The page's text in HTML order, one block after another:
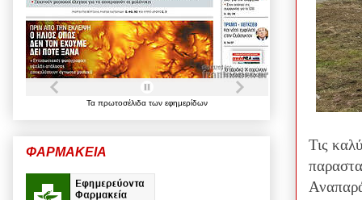
Τις
Τα πρωτοσέλιδα των εφημερίδων
ΦΑΡΜΑΚΕΙΑ